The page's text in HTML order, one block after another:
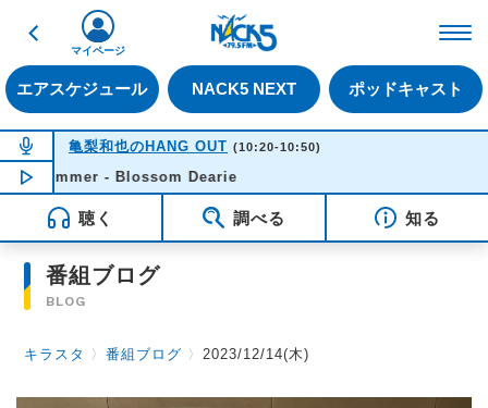
戻る
エアスケジュール NACK5 NEXT ポッドキャスト
マイページ
NOW ON AIR
亀梨和也のHANG OUT (10:20-10:50)
NOW PLAYING10:10
- Blossom Dearie
聴く 調べる 知る
番組ブログ
BLOG
キラスタ 〉番組ブログ 〉2023/12/14(木)